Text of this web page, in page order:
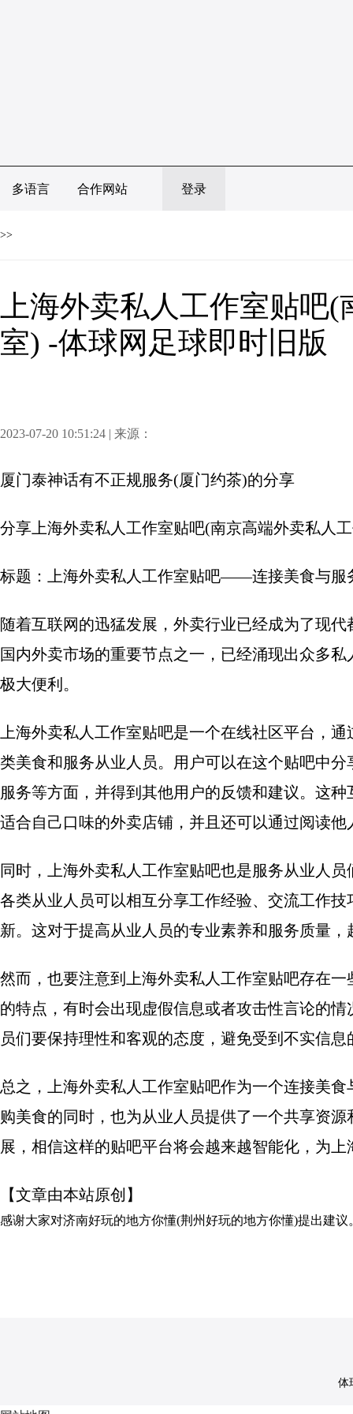
多语言 合作网站 登录
>>
上海外卖私人工作室贴吧
室) -体球网足球即时旧版
2023-07-20 10:51:24 | 来源：
厦门泰神话有不正规服务(厦门约茶)的分享
分享 上海外卖私人工作室贴吧(南京高端外卖私人
标题：上海外卖私人工作室贴吧——连接美食与服
随着互联网的迅猛发展，外卖行业已经成为了现
国内外卖市场的重要节点之一，已经涌现出众多
极大便利。
上海外卖私人工作室贴吧是一个在线社区平台，
类美食和服务从业人员。用户可以在这个贴吧中
服务等方面，并得到其他用户的反馈和建议。这
适合自己口味的外卖店铺，并且还可以通过阅读
同时，上海外卖私人工作室贴吧也是服务从业人
各类从业人员可以相互分享工作经验、交流工作
新。这对于提高从业人员的专业素养和服务质量
然而，也要注意到上海外卖私人工作室贴吧存在
的特点，有时会出现虚假信息或者攻击性言论的
员们要保持理性和客观的态度，避免受到不实信
总之，上海外卖私人工作室贴吧作为一个连接美
购美食的同时，也为从业人员提供了一个共享资
展，相信这样的贴吧平台将会越来越智能化，为
【文章由本站原创】
感谢大家对济南好玩的地方你懂(荆州好玩的地方你懂)提出建议
体